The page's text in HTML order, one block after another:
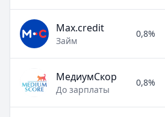
Max.credit
Займ
0,8%
МедиумСкор
До зарплаты
0,8%